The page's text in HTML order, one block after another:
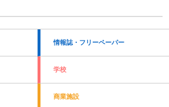
情報誌・フリーペーパー
学校
商業施設